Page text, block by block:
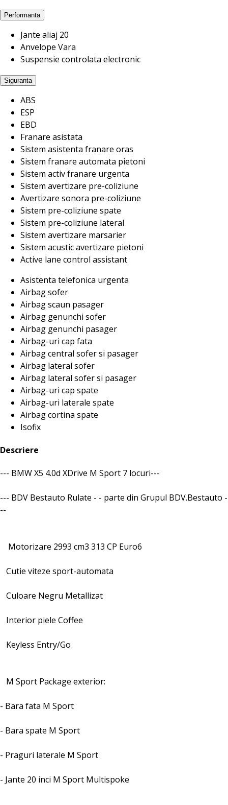
Performanta
Jante aliaj 20
Anvelope Vara
Suspensie controlata electronic
Siguranta
ABS
ESP
EBD
Franare asistata
Sistem asistenta franare oras
Sistem franare automata pietoni
Sistem activ franare urgenta
Sistem avertizare pre-coliziune
Avertizare sonora pre-coliziune
Sistem pre-coliziune spate
Sistem pre-coliziune lateral
Sistem avertizare marsarier
Sistem acustic avertizare pietoni
Active lane control assistant
Asistenta telefonica urgenta
Airbag sofer
Airbag scaun pasager
Airbag genunchi sofer
Airbag genunchi pasager
Airbag-uri cap fata
Airbag central sofer si pasager
Airbag lateral sofer
Airbag lateral sofer si pasager
Airbag-uri cap spate
Airbag-uri laterale spate
Airbag cortina spate
Isofix
Descriere
--- BMW X5 4.0d XDrive M Sport 7 locuri---
--- BDV Bestauto Rulate - - parte din Grupul BDV.Bestauto -
--
Motorizare 2993 cm3 313 CP Euro6
Cutie viteze sport-automata
Culoare Negru Metallizat
Interior piele Coffee
Keyless Entry/Go
M Sport Package exterior:
- Bara fata M Sport
- Bara spate M Sport
- Praguri laterale M Sport
- Jante 20 inci M Sport Multispoke